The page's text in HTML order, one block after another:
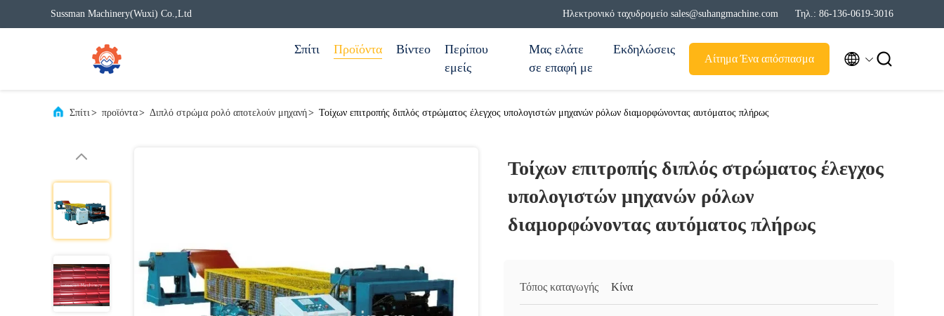
Sussman Machinery(Wuxi) Co.,Ltd Ηλεκτρονικό ταχυδρομείο sales@suhangmachine.com Τηλ.: 86-136-0619-3016
Σπίτι Προϊόντα Βίντεο
Περίπου
εμείς
Μας ελάτε
σε επαφή με
Εκδηλώσεις
Αίτημα Ένα απόσπασμα  
Σπίτι> προϊόντα> Διπλό στρώμα ρολό αποτελούν μηχανή> Τοίχων επιτροπής διπλός στρώματος έλεγχος υπολογιστών μηχανών ρόλων διαμορφώνοντας αυτόματος πλήρως
Τοίχων επιτροπής διπλός στρώματος έλεγχος
υπολογιστών μηχανών ρόλων
διαμορφώνοντας αυτόματος πλήρως
Τόπος καταγωγής Κίνα